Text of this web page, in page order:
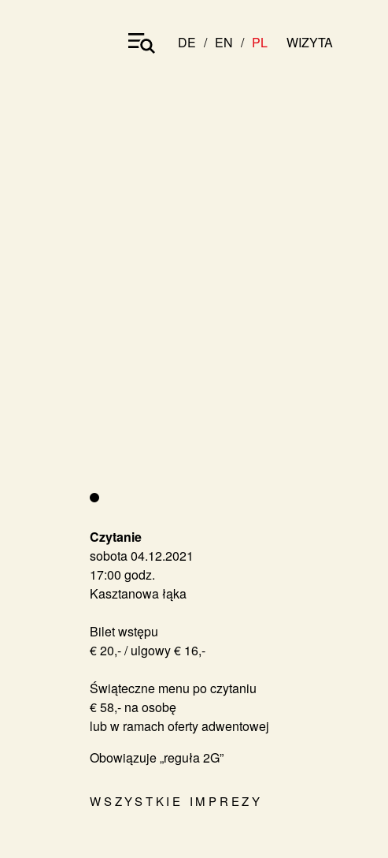
DE EN PL WIZYTA
Czytanie
sobota 04.12.2021
17:00 godz.
Kasztanowa łąka
Bilet wstępu
€ 20,- / ulgowy € 16,-
Świąteczne menu po czytaniu
€ 58,- na osobę
lub w ramach oferty adwentowej
Obowiązuje „reguła 2G”
WSZYSTKIE IMPREZY